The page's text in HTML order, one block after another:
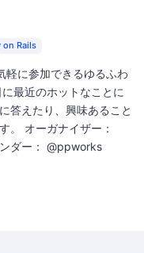
on Rails
に参加できるゆるふわ
最近のホットなことに
答えたり、興味あること
。 オーガナイザー：
ダー： @ppworks